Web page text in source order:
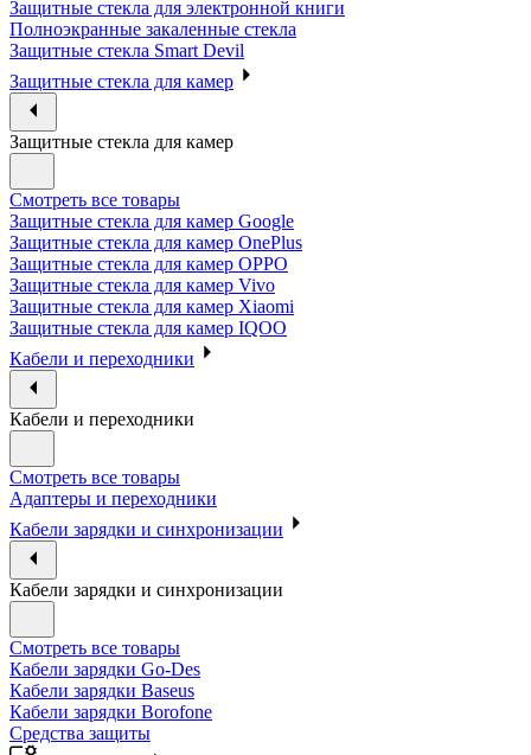
Защитные стекла для электронной книги
Полноэкранные закаленные стекла
Защитные стекла Smart Devil
Защитные стекла для камер
Защитные стекла для камер
Смотреть все товары
Защитные стекла для камер Google
Защитные стекла для камер OnePlus
Защитные стекла для камер OPPO
Защитные стекла для камер Vivo
Защитные стекла для камер Xiaomi
Защитные стекла для камер IQOO
Кабели и переходники
Кабели и переходники
Смотреть все товары
Адаптеры и переходники
Кабели зарядки и синхронизации
Кабели зарядки и синхронизации
Смотреть все товары
Кабели зарядки Go-Des
Кабели зарядки Baseus
Кабели зарядки Borofone
Средства защиты